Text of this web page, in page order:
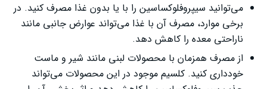
می‌توانید سیپروفلوکساسین را با یا بدون غذا مصرف کنید. در
برخی موارد، مصرف آن با غذا می‌تواند عوارض جانبی مانند
ناراحتی معده را کاهش دهد.
از مصرف همزمان با محصولات لبنی مانند شیر و ماست
خودداری کنید. کلسیم موجود در این محصولات می‌تواند